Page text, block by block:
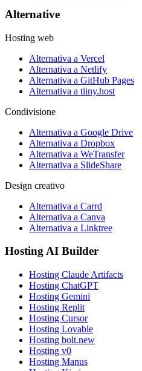
Alternative
Hosting web
Alternativa a Vercel
Alternativa a Netlify
Alternativa a GitHub Pages
Alternativa a tiiny.host
Condivisione
Alternativa a Google Drive
Alternativa a Dropbox
Alternativa a WeTransfer
Alternativa a SlideShare
Design creativo
Alternativa a Carrd
Alternativa a Canva
Alternativa a Linktree
Hosting AI Builder
Hosting Claude Artifacts
Hosting ChatGPT
Hosting Gemini
Hosting Replit
Hosting Cursor
Hosting Lovable
Hosting bolt.new
Hosting v0
Hosting Manus